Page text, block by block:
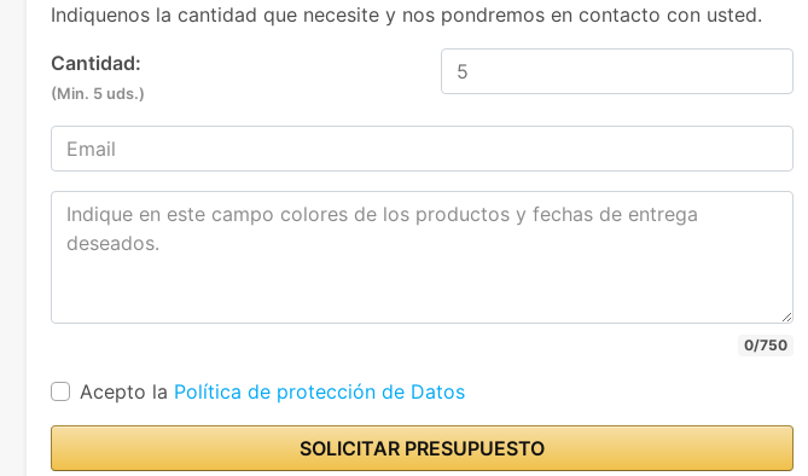
Indiquenos la cantidad que necesite y nos pondremos en contacto con usted.
Cantidad:
(Min. 5 uds.)
0/750
Acepto la Política de protección de Datos
SOLICITAR PRESUPUESTO